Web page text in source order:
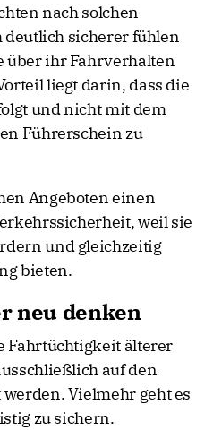
nach solchen
deutlich sicherer fühlen
über ihr Fahrverhalten
liegt darin, dass die
und nicht mit dem
Führerschein zu
Angeboten einen
weil sie
und gleichzeitig
bieten.
neu denken
Fahrtüchtigkeit älterer
auf den
Vielmehr geht es
zu sichern.